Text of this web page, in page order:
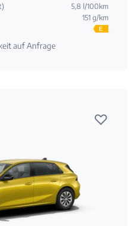
5,8 l/100km
151 g/km
E
auf Anfrage
♡